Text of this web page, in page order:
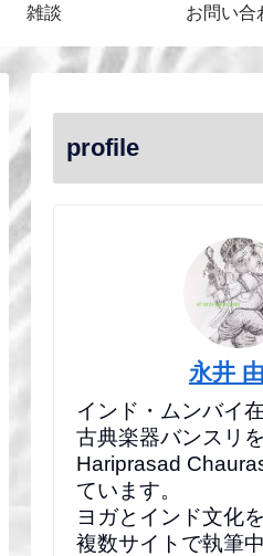
雑談 お問い合
profile
永井
インド・ムンバイ在
古典楽器バンスリ
Hariprasad
ています。
ヨガとインド文化
複数サイトで執筆中